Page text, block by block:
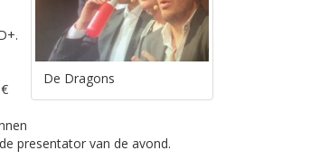
De Dragons
presentator van de avond.